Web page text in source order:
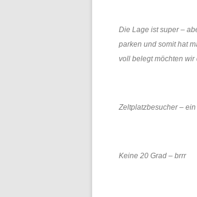
Die Lage ist super –
parken und somit hat
voll belegt möchten
Zeltplatzbesucher –
Keine 20 Grad – brrr